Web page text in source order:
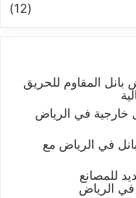
(12)
بانل المقاوم للحريق
في الرياض
في الرياض مع
للمصانع
في الرياض